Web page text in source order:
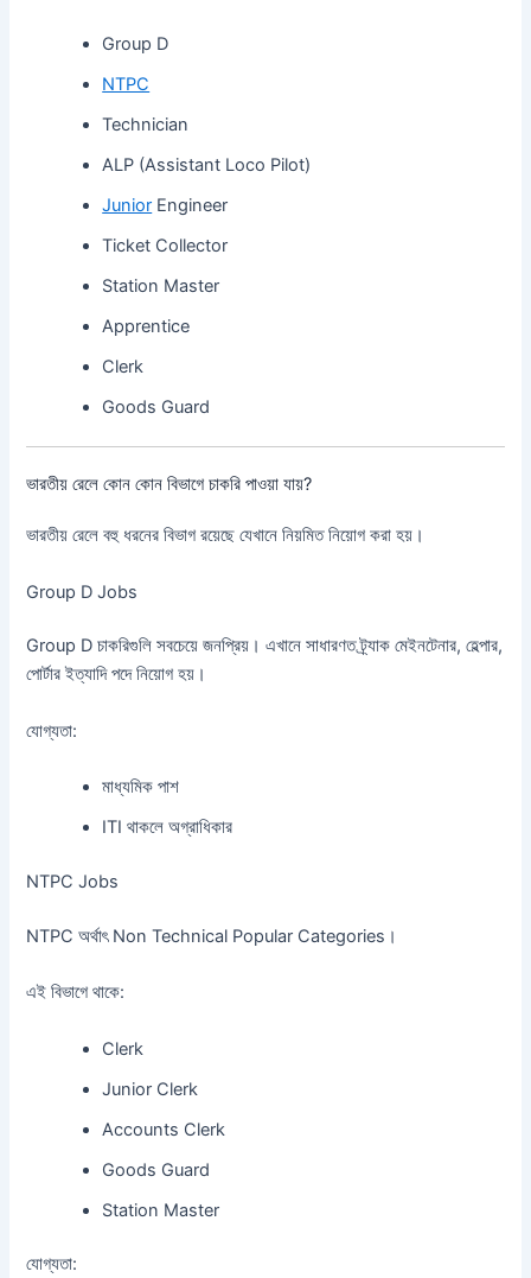
Group D
NTPC
Technician
ALP (Assistant Loco Pilot)
Junior Engineer
Ticket Collector
Station Master
Apprentice
Clerk
Goods Guard
ভারতীয় রেলে কোন কোন বিভাগে চাকরি পাওয়া যায়?
ভারতীয় রেলে বহু ধরনের বিভাগ রয়েছে যেখানে নিয়মিত নিয়োগ করা হয়।
Group D Jobs
Group D চাকরিগুলি সবচেয়ে জনপ্রিয়। এখানে সাধারণত ট্র্যাক মেইনটেনার, হেল্পার,
পোর্টার ইত্যাদি পদে নিয়োগ হয়।
যোগ্যতা:
মাধ্যমিক পাশ
ITI থাকলে অগ্রাধিকার
NTPC Jobs
NTPC অর্থাৎ Non Technical Popular Categories।
এই বিভাগে থাকে:
Clerk
Junior Clerk
Accounts Clerk
Goods Guard
Station Master
যোগ্যতা: